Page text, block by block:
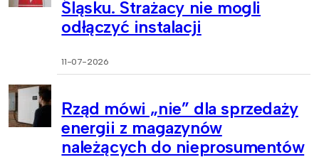
Śląsku. Strażacy nie mogli
odłączyć instalacji
11-07-2026
Rząd mówi „nie” dla sprzedaży
energii z magazynów
należących do nieprosumentów